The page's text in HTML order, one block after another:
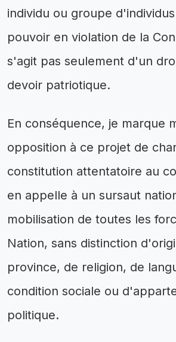
individu ou groupe
pouvoir en violation de la
s'agit pas seulement d'un
devoir patriotique.
En conséquence, je marque
opposition à ce projet de
constitution attentatoire au
en appelle à un sursaut
mobilisation de toutes les
Nation, sans distinction
province, de religion, de
condition sociale ou
politique.